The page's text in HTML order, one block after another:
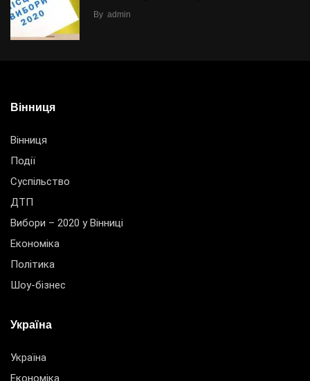
By admin
Вінниця
Вінниця
Події
Суспільство
ДТП
Вибори – 2020 у Вінниці
Економіка
Політика
Шоу-бізнес
Україна
Україна
Економіка